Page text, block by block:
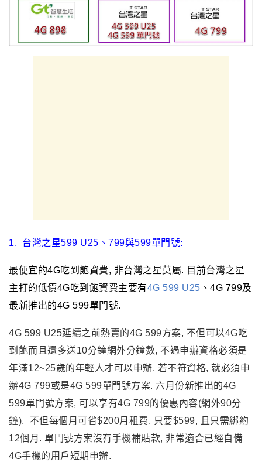
1. 台灣之星599 U25 、799與599單門號:
最便宜的4G吃到飽資費, 非台灣之星莫屬. 目前台灣之星
主打的低價4G吃到飽資費主要有4G 599 U25 、4G 799及
最新推出的4G 599單門號.
4G 599 U25延續之前熱賣的4G 599方案, 不但可以4G吃
到飽而且還多送10分鐘網外分鐘數, 不過申辦資格必須是
年滿12~25歲的年輕人才可以申辦. 若不符資格, 就必須申
辦4G 799或是4G 599單門號方案. 六月份新推出的4G
599單門號方案, 可以享有4G 799的優惠內容(網外90分
鐘), 不但每個月可省$200月租費, 只要$599, 且只需綁約
12個月. 單門號方案沒有手機補貼款, 非常適合已經自備
4G手機的用戶短期申辦.